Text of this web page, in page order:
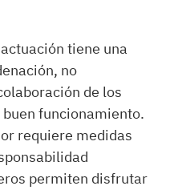
tiene una
no
de los
funcionamiento.
requiere medidas
permiten disfrutar